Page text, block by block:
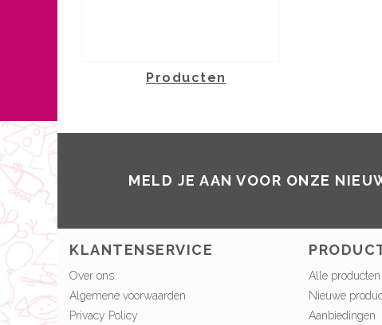
Producten
MELD JE AAN VOOR ONZE
KLANTENSERVICE
Over ons
Algemene voorwaarden
Privacy Policy
Alle producten
Nieuwe
Aanbiedingen